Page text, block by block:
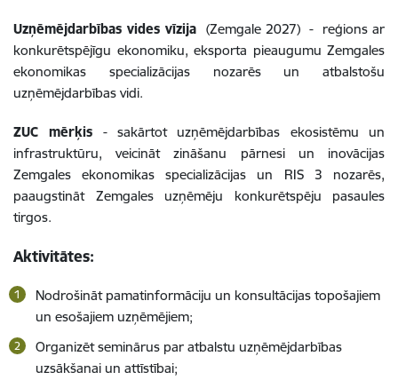
Uzņēmējdarbības vides vīzija (Zemgale 2027) - reģions ar
konkurētspējīgu ekonomiku, eksporta pieaugumu Zemgales
ekonomikas specializācijas nozarēs un atbalstošu
uzņēmējdarbības vidi.
ZUC mērķis - sakārtot uzņēmējdarbības ekosistēmu un
infrastruktūru, veicināt zināšanu pārnesi un inovācijas
Zemgales ekonomikas specializācijas un RIS 3 nozarēs,
paaugstināt Zemgales uzņēmēju konkurētspēju pasaules
tirgos.
Aktivitātes:
Nodrošināt pamatinformāciju un konsultācijas topošajiem
un esošajiem uzņēmējiem;
Organizēt seminārus par atbalstu uzņēmējdarbības
uzsākšanai un attīstībai;